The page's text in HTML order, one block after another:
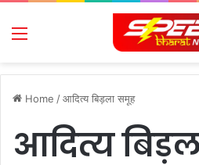
Menu
Home /आदित्य बिड़ला समूह
आदित्य